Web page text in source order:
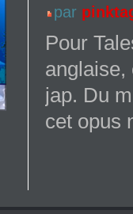
par
Pour
anglaise,
jap. Du
cet opus